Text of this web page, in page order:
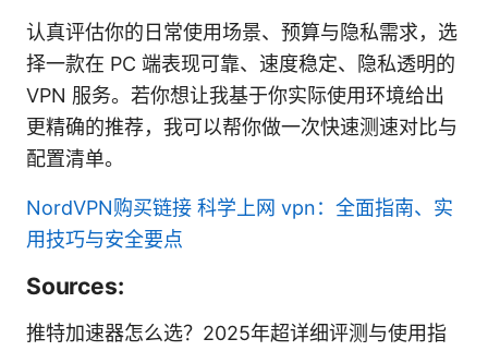
认真评估你的日常使用场景、预算与隐私需求，选
择一款在 PC 端表现可靠、速度稳定、隐私透明的
VPN 服务。若你想让我基于你实际使用环境给出
更精确的推荐，我可以帮你做一次快速测速对比与
配置清单。
NordVPN购买链接 科学上网 vpn：全面指南、实
用技巧与安全要点
Sources:
推特加速器怎么选？2025年超详细评测与使用指